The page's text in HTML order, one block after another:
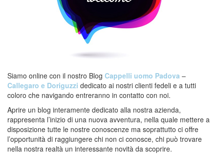
Siamo online con il nostro Blog Cappelli uomo Padova –
Callegaro e Doriguzzi dedicato ai nostri clienti fedeli e a tutti
coloro che navigando entreranno in contatto con noi.
Aprire un blog interamente dedicato alla nostra azienda,
rappresenta l’inizio di una nuova avventura, nella quale mettere a
disposizione tutte le nostre conoscenze ma soprattutto ci offre
l’opportunità di raggiungere chi non ci conosce, chi può trovare
nella nostra realtà un interessante novità da scoprire.